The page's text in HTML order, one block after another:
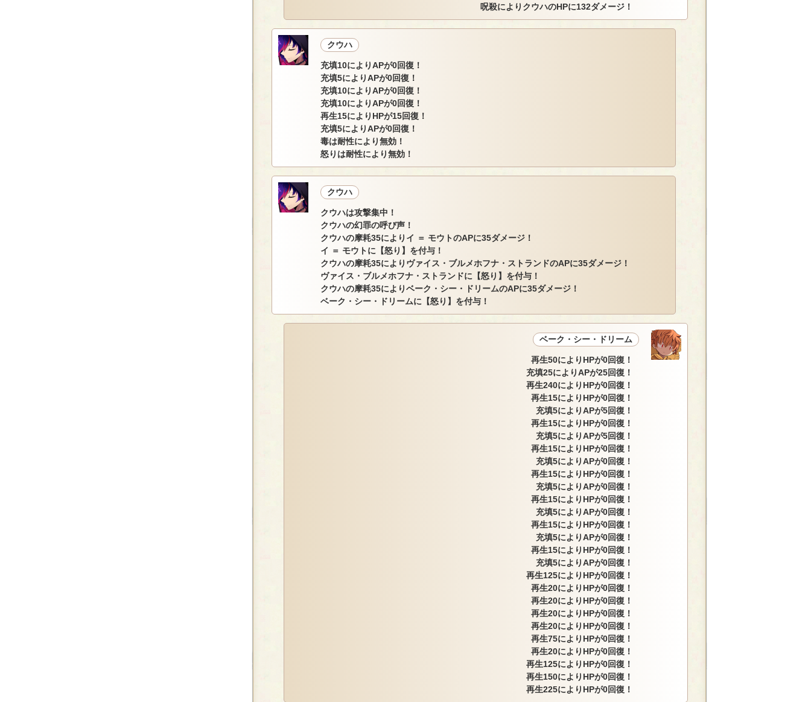
呪殺によりクウハのHPに132ダメージ！
クウハ
充填10によりAPが0回復！
充填5によりAPが0回復！
充填10によりAPが0回復！
充填10によりAPが0回復！
再生15によりHPが15回復！
充填5によりAPが0回復！
毒は耐性により無効！
怒りは耐性により無効！
クウハ
クウハは攻撃集中！
クウハの幻罪の呼び声！
クウハの摩耗35によりイ ＝ モウトのAPに35ダメージ！
イ ＝ モウトに【怒り】を付与！
クウハの摩耗35によりヴァイス・ブルメホフナ・ストランドのAPに35ダメージ！
ヴァイス・ブルメホフナ・ストランドに【怒り】を付与！
クウハの摩耗35によりベーク・シー・ドリームのAPに35ダメージ！
ベーク・シー・ドリームに【怒り】を付与！
ベーク・シー・ドリーム
再生50によりHPが0回復！
充填25によりAPが25回復！
再生240によりHPが0回復！
再生15によりHPが0回復！
充填5によりAPが5回復！
再生15によりHPが0回復！
充填5によりAPが5回復！
再生15によりHPが0回復！
充填5によりAPが0回復！
再生15によりHPが0回復！
充填5によりAPが0回復！
再生15によりHPが0回復！
充填5によりAPが0回復！
再生15によりHPが0回復！
充填5によりAPが0回復！
再生15によりHPが0回復！
充填5によりAPが0回復！
再生125によりHPが0回復！
再生20によりHPが0回復！
再生20によりHPが0回復！
再生20によりHPが0回復！
再生20によりHPが0回復！
再生75によりHPが0回復！
再生20によりHPが0回復！
再生125によりHPが0回復！
再生150によりHPが0回復！
再生225によりHPが0回復！